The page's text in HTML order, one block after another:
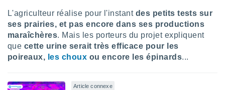
«
» ou
de
web.
nos
L'agriculteur réalise pour l'instant des petits tests sur
ses prairies, et pas encore dans ses productions
maraîchères. Mais les porteurs du projet expliquent
que cette urine serait très efficace pour les
poireaux, les choux ou encore les épinards...
Article connexe